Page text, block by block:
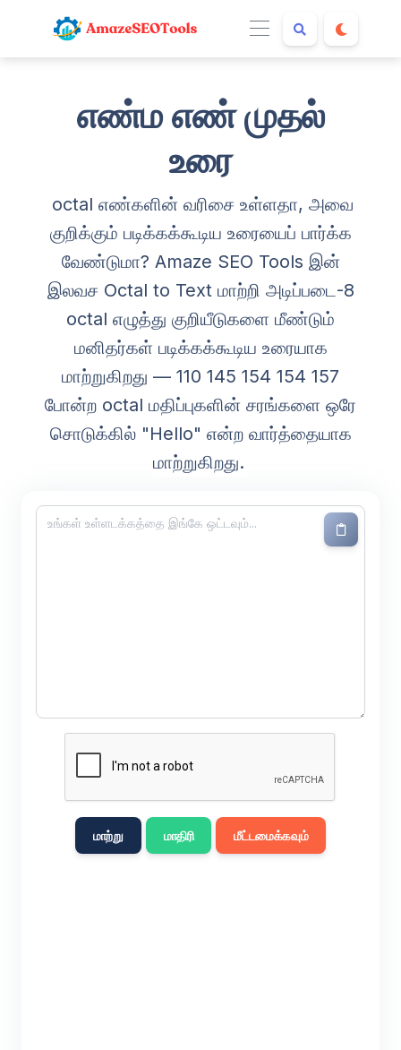
எண்ம எண் முதல்
உரை
octal எண்களின் வரிசை உள்ளதா, அவை
குறிக்கும் படிக்கக்கூடிய உரையைப் பார்க்க
வேண்டுமா? Amaze SEO Tools இன்
இலவச Octal to Text மாற்றி அடிப்படை-8
octal எழுத்து குறியீடுகளை மீண்டும்
மனிதர்கள் படிக்கக்கூடிய உரையாக
மாற்றுகிறது — 110 145 154 154 157
போன்ற octal மதிப்புகளின் சரங்களை ஒரே
சொடுக்கில் "Hello" என்ற வார்த்தையாக
மாற்றுகிறது.
மாற்று மாதிரி மீட்டமைக்கவும்